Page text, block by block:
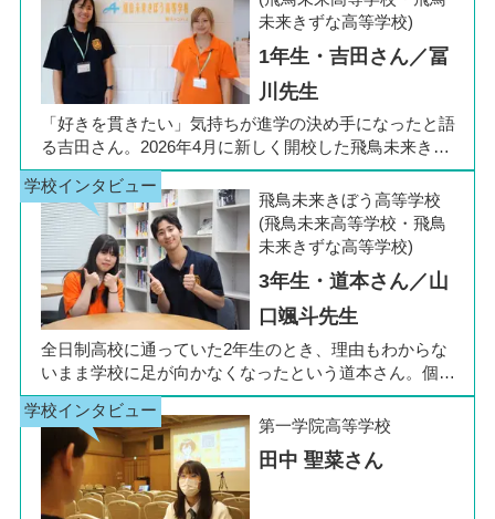
三重県 四日市キャンパス未来きずな高等学校)
1年生・吉田さん／冨
川先生
「好きを貫きたい」気持ちが進学の決め手になったと語
る吉田さん。2026年4月に新しく開校した飛鳥未来きぼ
う高等学校 柏キャンパスの1年生です。彼女は中学3年
生の公立入試直前に「自分らしく過ごしながら夢に近づ
ける環境を選びたい」と思い、進路変更を決意しまし
た。今回は吉田さん、同キャンパスの冨川先生に、通信
制高校の学校生活の様子や雰囲気、行事について語って
いただきました。お互いの話からは、日々の何気ない会
話や行事を通じて育まれた、先生と生徒の温かな信頼関
係もうかがえました。
飛鳥未来きぼう高等学校
(飛鳥未来高等学校・飛鳥
未来きずな高等学校)
3年生・道本さん／山
口颯斗先生
全日制高校に通っていた2年生のとき、理由もわからな
いまま学校に足が向かなくなったという道本さん。個別
相談会で感じた先生の「温かさ」を決め手に、飛鳥未来
きぼう高等学校の町田キャンパスへの転入を選びまし
た。現在は同校に3年生として在籍しながら、オープン
キャンパスでは未来の後輩たちのサポート役「キャス
ト」として活躍しています。同校の山口颯斗先生ととも
に、通信制ならではの人との関わりや、自分らしく過ご
第一学院高等学校
田中 聖菜さん